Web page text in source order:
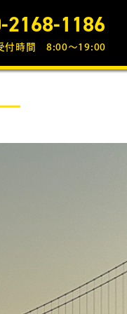
2168-1186
付時間 8:00〜19:00